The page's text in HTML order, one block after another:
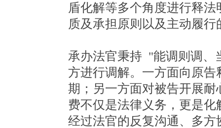
盾化解等多个角度进行释
质及承担原则以及主动履行
承办法官秉持 "能调则调、
方进行调解。一方面向原
期；另一方面对被告开展
费不仅是法律义务，更是
经过法官的反复沟通、多